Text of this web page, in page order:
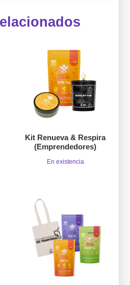
Kit Renueva & Respira
(Emprendedores)
En existencia